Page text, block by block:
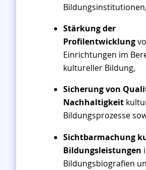
Bildungsinstitutionen,
Stärkung der
Profilentwicklung
Einrichtungen im
kultureller Bildung,
Sicherung von
Nachhaltigkeit
Bildungsprozesse
Sichtbarmachung
Bildungsleistungen
Bildungsbiografien